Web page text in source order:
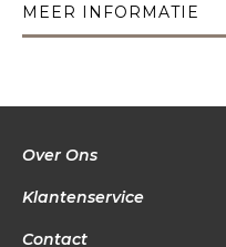
MEER INFORMATIE
Over Ons
Klantenservice
Contact